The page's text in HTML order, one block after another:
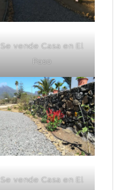
Se vende Casa en El
Paso
Se vende Casa en El